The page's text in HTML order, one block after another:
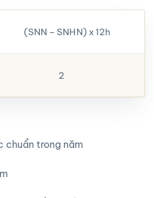
(SNN – SNHN) x 12h
2
chuẩn trong năm